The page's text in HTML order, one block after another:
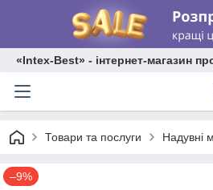
«Intex-Best» - інтернет-магазин
Товари та послуги Надувні
–9%